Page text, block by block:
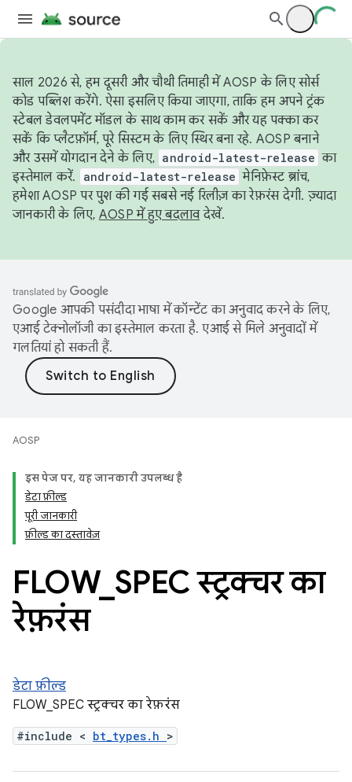
साल 2026 से, हम दूसरी और चौथी तिमाही में AOSP के लिए सोर्स
कोड पब्लिश करेंगे. ऐसा इसलिए किया जाएगा, ताकि हम अपने ट्रंक
स्टेबल डेवलपमेंट मॉडल के साथ काम कर सकें और यह पक्का कर
सकें कि प्लैटफ़ॉर्म, पूरे सिस्टम के लिए स्थिर बना रहे. AOSP बनाने
और उसमें योगदान देने के लिए, android-latest-release का
इस्तेमाल करें.
android-latest-release मेनिफ़ेस्ट ब्रांच,
हमेशा AOSP पर पुश की गई सबसे नई रिलीज़ का रेफ़रंस देगी. ज़्यादा
जानकारी के लिए, AOSP में हुए बदलावदेखें.
Google आपकी पसंदीदा भाषा में कॉन्टेंट का अनुवाद करने के लिए,
एआई टेक्नोलॉजी का इस्तेमाल करता है. एआई से मिले अनुवादों में
गलतियां हो सकती हैं.
AOSP
इस पेज पर, यह जानकारी उपलब्ध है
डेटा फ़ील्ड
पूरी जानकारी
फ़ील्ड का दस्तावेज़
FLOW_ SPEC स्ट्रक्चर का
रेफ़रंस
डेटा फ़ील्ड
FLOW_SPEC स्ट्रक्चर का रेफ़रंस
#include < bt_types.h >